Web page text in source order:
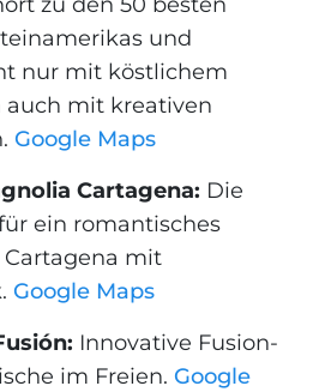
zu den 50 besten
und
nur mit köstlichem
auch mit kreativen
Google Maps
Cartagena: Die
ein romantisches
mit
Google Maps
Innovative Fusion-
im Freien. Google